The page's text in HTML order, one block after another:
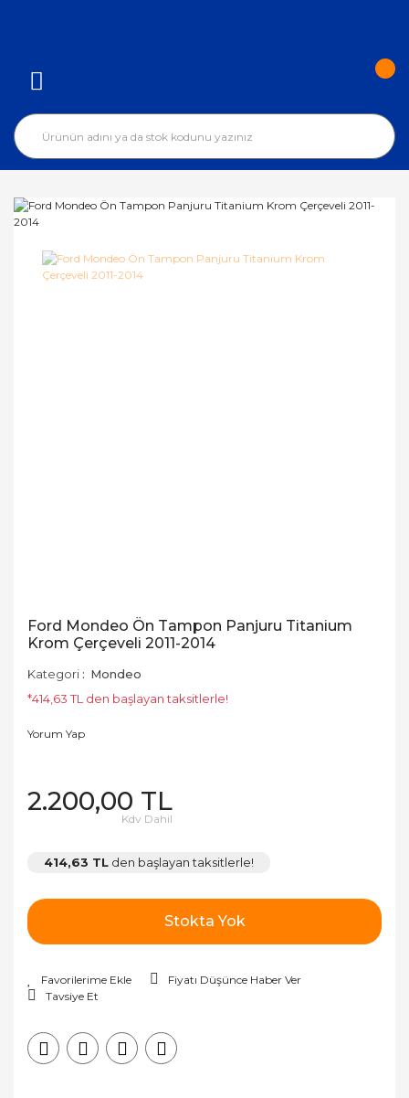
Ford Mondeo Ön Tampon Panjuru Titanium
Krom Çerçeveli 2011-2014
Kategori
Mondeo
*414,63 TL den başlayan taksitlerle!
Yorum Yap
2.200,00 TL
Kdv Dahil
414,63 TL den başlayan taksitlerle!
Stokta Yok
Fiyatı Düşünce Haber Ver
Tavsiye Et